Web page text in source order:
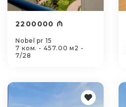
2200000 ₼
Nobel pr 15
7 ком. - 457.00 м2 -
7/28